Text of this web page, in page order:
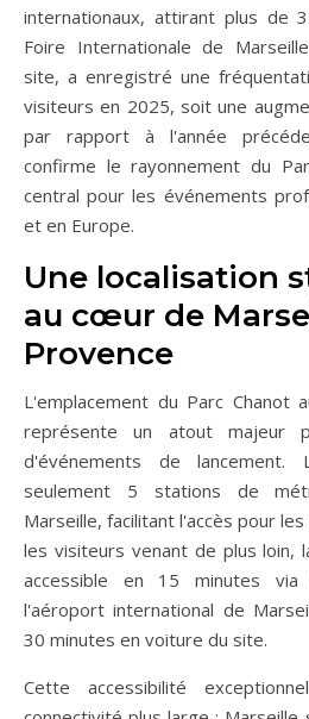
internationaux, attirant plus de
Foire Internationale de
site, a enregistré une
visiteurs en 2025, soit une
par rapport à l'année
confirme le rayonnement du
central pour les événements
et en Europe.
Une localisation
au cœur de
Provence
L'emplacement du Parc Chanot
représente un atout majeur
d'événements de
seulement 5 stations de
Marseille, facilitant l'accès pour
les visiteurs venant de plus loin,
accessible en 15 minutes
l'aéroport international de
30 minutes en voiture du site.
Cette accessibilité